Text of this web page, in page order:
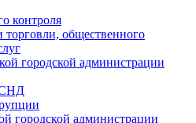
контроля
торговли, общественного
городской администрации
городской администрации